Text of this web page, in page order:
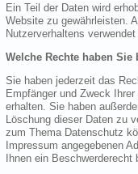
Ein Teil der Daten wird
Website zu gewährleisten.
Nutzerverhaltens verwendet
Welche Rechte haben
Sie haben jederzeit das
Empfänger und Zweck
erhalten. Sie haben
Löschung dieser Daten zu
zum Thema Datenschutz
Impressum angegebenen
Ihnen ein Beschwerderecht